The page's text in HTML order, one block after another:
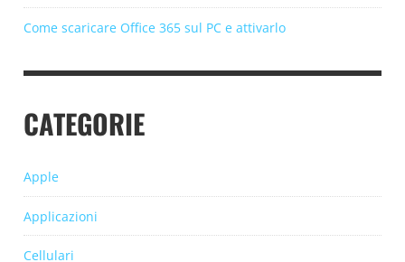
Come scaricare Office 365 sul PC e attivarlo
CATEGORIE
Apple
Applicazioni
Cellulari